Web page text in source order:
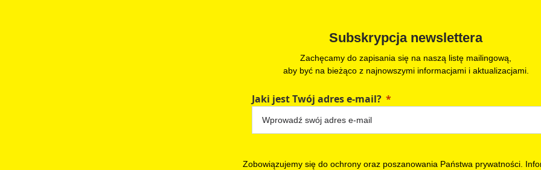
Subskrypcja newslettera
Zachęcamy do zapisania się na naszą listę mailingową,
aby być na bieżąco z najnowszymi informacjami i aktualizacjami.
Jaki jest Twój adres e-mail?
Zobowiązujemy się do ochrony oraz poszanowania Państwa prywatności.